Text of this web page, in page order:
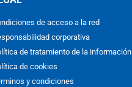
de acceso a la red
corporativa
de tratamiento de la información
de cookies
y condiciones